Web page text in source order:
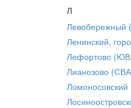
Л
Ленинский,
Лефортово
Лианозово